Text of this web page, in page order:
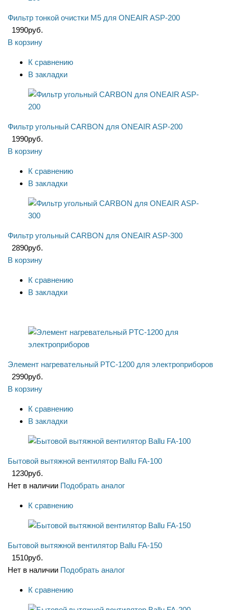
Фильтр тонкой очистки M5 для ONEAIR ASP-200
1990руб.
В корзину
К сравнению
В закладки
Фильтр угольный CARBON для ONEAIR ASP-200
1990руб.
В корзину
К сравнению
В закладки
Фильтр угольный CARBON для ONEAIR ASP-300
2890руб.
В корзину
К сравнению
В закладки
Элемент нагревательный PTC-1200 для электроприборов
2990руб.
В корзину
К сравнению
В закладки
Бытовой вытяжной вентилятор Ballu FA-100
1230руб.
Нет в наличии Подобрать аналог
К сравнению
Бытовой вытяжной вентилятор Ballu FA-150
1510руб.
Нет в наличии Подобрать аналог
К сравнению